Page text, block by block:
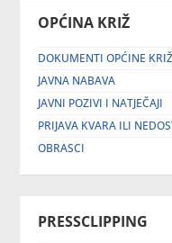
OPĆINA KRIŽ
DOKUMENTI OPĆINE KRIŽ
JAVNA NABAVA
JAVNI POZIVI I NATJEČAJI
PRIJAVA KVARA ILI
OBRASCI
PRESSCLIPPING